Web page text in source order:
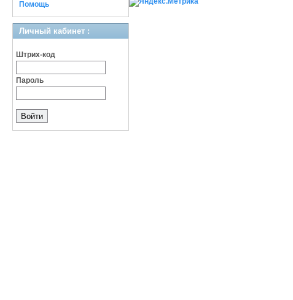
Помощь
Личный кабинет :
Штрих-код
Пароль